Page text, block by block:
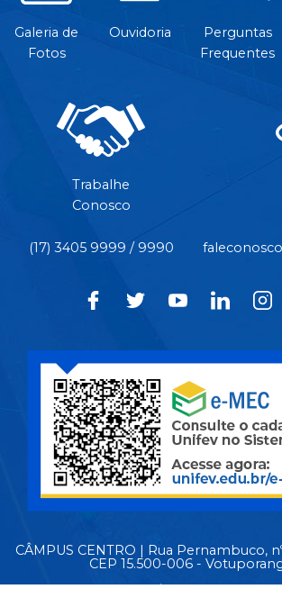
Galeria de
Fotos
Ouvidoria
Perguntas
Frequentes
Trabalhe
Conosco
(17) 3405 9999 / 9990
CÂMPUS CENTRO | Rua Pernambuco,
CEP 15.500-006 -